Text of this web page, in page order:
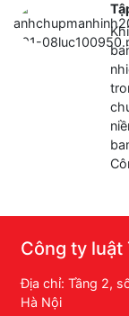
Công ty luật
Địa chỉ: Tầng 2,
Hà Nội